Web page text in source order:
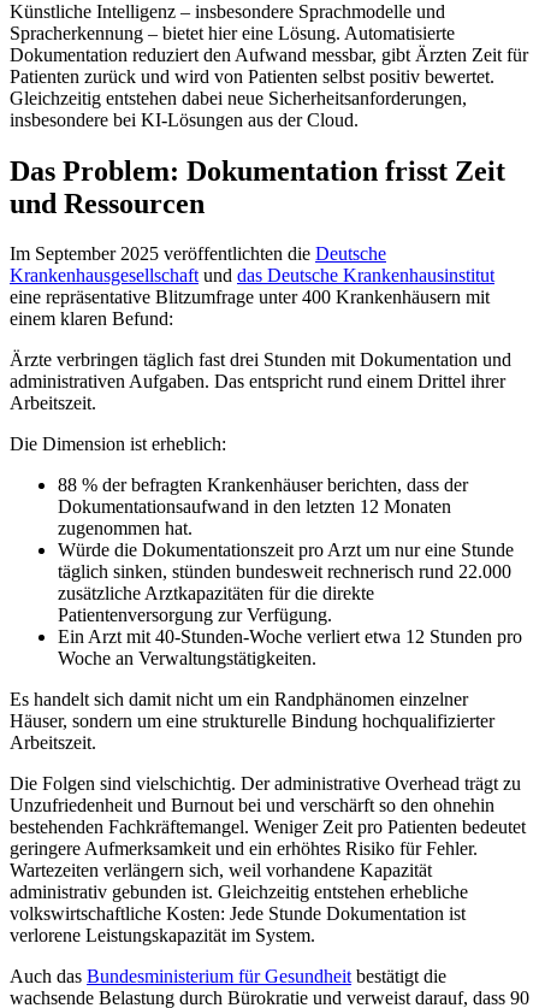
Künstliche Intelligenz – insbesondere Sprachmodelle und
Spracherkennung – bietet hier eine Lösung. Automatisierte
Dokumentation reduziert den Aufwand messbar, gibt Ärzten Zeit für
Patienten zurück und wird von Patienten selbst positiv bewertet.
Gleichzeitig entstehen dabei neue Sicherheitsanforderungen,
insbesondere bei KI-Lösungen aus der Cloud.
Das Problem: Dokumentation frisst Zeit
und Ressourcen
Im September 2025 veröffentlichten die Deutsche
Krankenhausgesellschaftund das Deutsche Krankenhausinstitut
eine repräsentative Blitzumfrage unter 400 Krankenhäusern mit
einem klaren Befund:
Ärzte verbringen täglich fast drei Stunden mit Dokumentation und
administrativen Aufgaben. Das entspricht rund einem Drittel ihrer
Arbeitszeit.
Die Dimension ist erheblich:
88 % der befragten Krankenhäuser berichten, dass der
Dokumentationsaufwand in den letzten 12 Monaten
zugenommen hat.
Würde die Dokumentationszeit pro Arzt um nur eine Stunde
täglich sinken, stünden bundesweit rechnerisch rund 22.000
zusätzliche Arztkapazitäten für die direkte
Patientenversorgung zur Verfügung.
Ein Arzt mit 40-Stunden-Woche verliert etwa 12 Stunden pro
Woche an Verwaltungstätigkeiten.
Es handelt sich damit nicht um ein Randphänomen einzelner
Häuser, sondern um eine strukturelle Bindung hochqualifizierter
Arbeitszeit.
Die Folgen sind vielschichtig. Der administrative Overhead trägt zu
Unzufriedenheit und Burnout bei und verschärft so den ohnehin
bestehenden Fachkräftemangel. Weniger Zeit pro Patienten bedeutet
geringere Aufmerksamkeit und ein erhöhtes Risiko für Fehler.
Wartezeiten verlängern sich, weil vorhandene Kapazität
administrativ gebunden ist. Gleichzeitig entstehen erhebliche
volkswirtschaftliche Kosten: Jede Stunde Dokumentation ist
verlorene Leistungskapazität im System.
Auch das Bundesministerium für Gesundheitbestätigt die
wachsende Belastung durch Bürokratie und verweist darauf, dass 90